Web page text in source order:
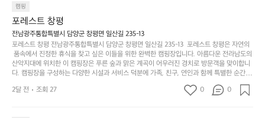
다.
그
럴
때
는
차
고
다
니
고
싶
어
하
지
않
은
디
자
무
좋
네
요
이
함께 좋은 시간을 보낼 수 있다는 것입니다. 또한, 하이글루 인근에는 다양한 트레킹 코스와
자전거 도로가 있어 아웃도어 활동을 좋아하는 이들에게 더욱 참조할 만한 장소가 됩니다.
담양의 아름다운 자연과 함께, 건강한 레저 활동을 즐기며 행복한 캠핑 경험을 쌓으실 수 있
습니다. 하이글루에서 특별한 순간을 만끽해보세요. 따뜻한 햇살과 함께하는 아침, 상징적인
담양의 죽녹원과 함께 어우러진 저녁, 그리고 고요한 밤하늘 아래에서 별을 바라보며 나누는
이야기들은 여러분의 캠핑 여행을 더욱 특별하게 만들어 줄 것입니다.  인기 정도: ★★★★
★
캠핑
포레스트 창평
전남광주통합특별시 담양군 창평면 일산길 235-13
포레스트 창평 전남광주통합특별시 담양군 창평면 일산길 235-13  포레스트 창평은 자연의
품속에서 진정한 휴식을 찾고 싶은 이들을 위한 완벽한 캠핑장입니다. 아름다운 전라남도의
산악지대에 위치한 이 캠핑장은 푸른 숲과 맑은 계곡이 어우러진 경치로 방문객을 맞이합니
다. 캠핑장을 구성하는 다양한 시설과 서비스 덕분에 가족, 친구, 연인과 함께 특별한 순간을
만들어갈 수 있는 최적의 공간이 됩니다.  포레스트 창평은 주말마다 직접 재배한 신선한 농
산물을 제공하는 캠핑장으로, 현지에서만 느낄 수 있는 자연의 맛을 경험할 수 있습니다. 또
2달 전 조회 27 0 0